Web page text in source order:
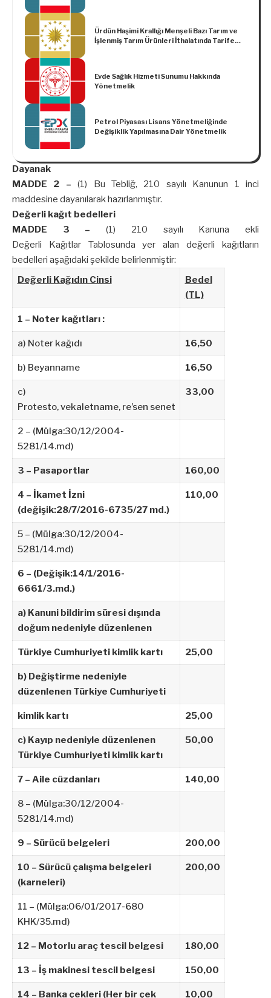
Ürdün Haşimi Krallığı Menşeli Bazı Tarım ve
İşlenmiş Tarım Ürünleri İthalatında Tarife
Evde Sağlık Hizmeti Sunumu Hakkında
Yönetmelik
Petrol Piyasası Lisans Yönetmeliğinde
Değişiklik Yapılmasına Dair Yönetmelik
Dayanak
MADDE 2 – (1) Bu Tebliğ, 210 sayılı Kanunun 1 inci
maddesine dayanılarak hazırlanmıştır.
Değerli kağıt bedelleri
MADDE 3 – (1) 210 sayılı Kanuna ekli
Değerli Kağıtlar Tablosunda yer alan değerli kağıtların
bedelleri aşağıdaki şekilde belirlenmiştir:
Değerli Kağıdın Cinsi
Bedel
(TL)
1 – Noter kağıtları :
a) Noter kağıdı 16,50
b) Beyanname 16,50
c)
Protesto, vekaletname, re’sen senet
33,00
2 – (Mülga:30/12/2004-
5281/14.md)
3 – Pasaportlar 160,00
4 – İkamet İzni
(değişik:28/7/2016-6735/27 md.)
110,00
5 – (Mülga:30/12/2004-
5281/14.md)
6 – (Değişik:14/1/2016-
6661/3.md.)
a) Kanuni bildirim süresi dışında
doğum nedeniyle düzenlenen
Türkiye Cumhuriyeti kimlik kartı 25,00
b) Değiştirme nedeniyle
düzenlenen Türkiye Cumhuriyeti
kimlikkartı 25,00
c) Kayıp nedeniyle düzenlenen
Türkiye Cumhuriyeti kimlik kartı
50,00
7 – Aile cüzdanları 140,00
8 – (Mülga:30/12/2004-
5281/14.md)
9 – Sürücü belgeleri 200,00
10 – Sürücü çalışma belgeleri
(karneleri)
200,00
11 – (Mülga:06/01/2017-680
KHK/35.md)
12 – Motorlu araç tescil belgesi 180,00
13 – İş makinesi tescil belgesi 150,00
14 – Banka çekleri (Her bir çek 10,00